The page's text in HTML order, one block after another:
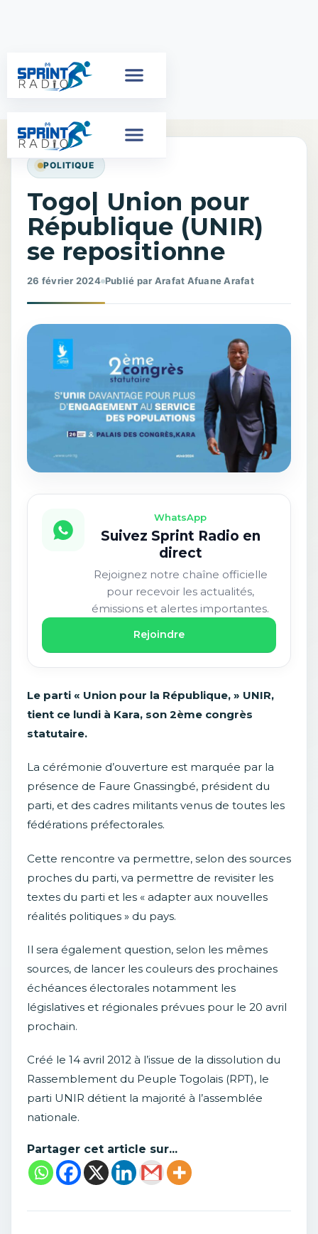
POLITIQUE
Togo| Union pour
République (UNIR)
se repositionne
26 février 2024 Publié par Arafat Afuane Arafat
WhatsApp
Suivez Sprint Radio en
direct
Rejoignez notre chaîne officielle
pour recevoir les actualités,
émissions et alertes importantes.
Rejoindre
Le parti « Union pour la République, » UNIR,
tient ce lundi à Kara, son 2ème congrès
statutaire.
La cérémonie d’ouverture est marquée par la
présence de Faure Gnassingbé, président du
parti, et des cadres militants venus de toutes les
fédérations préfectorales.
Cette rencontre va permettre, selon des sources
proches du parti, va permettre de revisiter les
textes du parti et les « adapter aux nouvelles
réalités politiques » du pays.
Il sera également question, selon les mêmes
sources, de lancer les couleurs des prochaines
échéances électorales notamment les
législatives et régionales prévues pour le 20 avril
prochain.
Créé le 14 avril 2012 à l’issue de la dissolution du
Rassemblement du Peuple Togolais (RPT), le
parti UNIR détient la majorité à l’assemblée
nationale.
Partager cet article sur...